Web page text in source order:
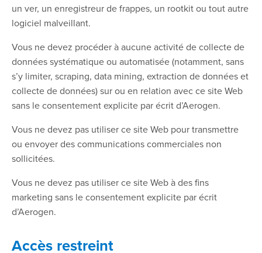
un ver, un enregistreur de frappes, un rootkit ou tout autre
logiciel malveillant.
Vous ne devez procéder à aucune activité de collecte de
données systématique ou automatisée (notamment, sans
s’y limiter, scraping, data mining, extraction de données et
collecte de données) sur ou en relation avec ce site Web
sans le consentement explicite par écrit d’Aerogen.
Vous ne devez pas utiliser ce site Web pour transmettre
ou envoyer des communications commerciales non
sollicitées.
Vous ne devez pas utiliser ce site Web à des fins
marketing sans le consentement explicite par écrit
d’Aerogen.
Accès restreint